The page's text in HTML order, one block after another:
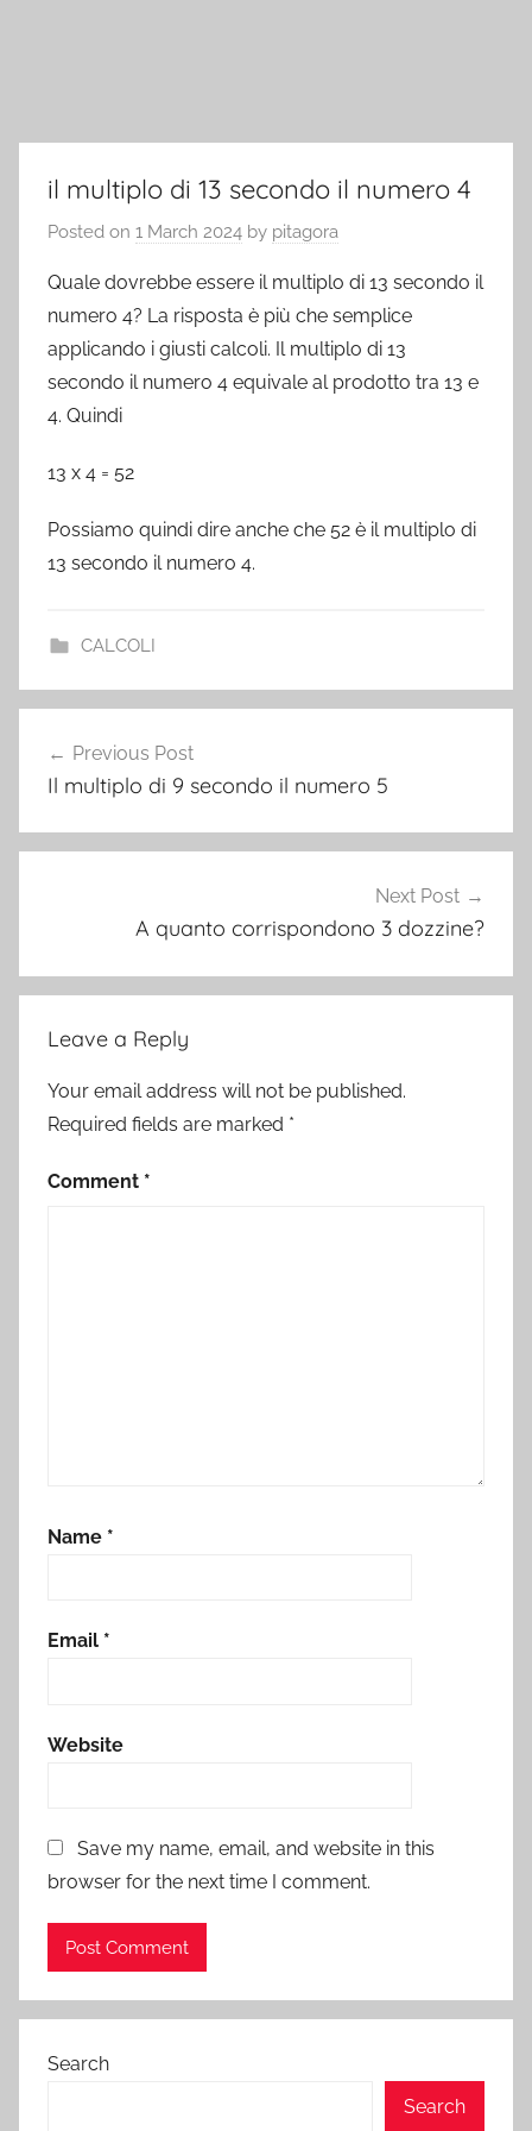
il multiplo di 13 secondo il numero 4
Posted on 1 March 2024 by pitagora
Quale dovrebbe essere il multiplo di 13 secondo il
numero 4? La risposta è più che semplice
applicando i giusti calcoli. Il multiplo di 13
secondo il numero 4 equivale al prodotto tra 13 e
4. Quindi
13 x 4 = 52
Possiamo quindi dire anche che 52 è il multiplo di
13 secondo il numero 4.
CALCOLI
navigation
Previous Post
Il multiplo di 9 secondo il numero 5
Next Post
A quanto corrispondono 3 dozzine?
Leave a Reply
Your email address will not be published.
Required fields are marked *
Comment *
Name *
Email *
Website
Save my name, email, and website in this
browser for the next time I comment.
Search
Search